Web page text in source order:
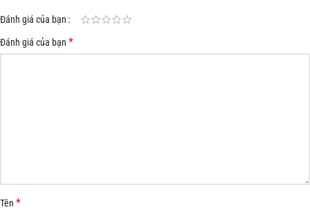
Đánh giá của bạn
Đánh giá của bạn *
Tên *